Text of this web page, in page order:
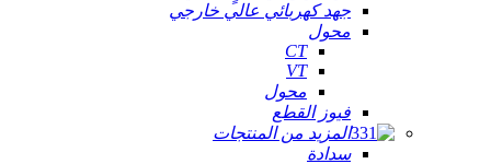
جهد كهربائي عالي خارجي
محول
CT
VT
محول
فيوز القطع
المزيد من المنتجات
سدادة